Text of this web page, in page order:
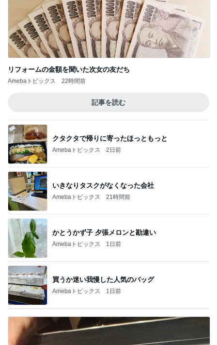
リフォームの金額を聞いた次女の友だち
Amebaトピックス 22時間前
記事を読む
クタクタで帰りに寄ったほっともっと
Amebaトピックス 2日前
いきなりタスクがなくなった会社
Amebaトピックス 21時間前
かとうかず子 夕張メロンと勘違い
Amebaトピックス 1日前
買うか迷い我慢した人気のバッグ
Amebaトピックス 1日前